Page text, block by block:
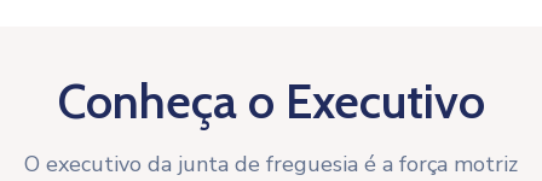
Conheça o Executivo
O executivo da junta de freguesia é a força motriz